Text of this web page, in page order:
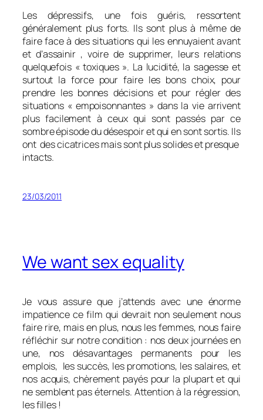
Les dépressifs, une fois guéris, ressortent
généralement plus forts. Ils sont plus à même de
faire face à des situations qui les ennuyaient avant
et d’assainir , voire de supprimer, leurs relations
quelquefois « toxiques ». La lucidité, la sagesse et
surtout la force pour faire les bons choix, pour
prendre les bonnes décisions et pour régler des
situations « empoisonnantes » dans la vie arrivent
plus facilement à ceux qui sont passés par ce
sombre épisode du désespoir et qui en sont sortis. Ils
ont des cicatrices mais sont plus solides et presque
intacts.
23/03/2011
We want sex equality
Je vous assure que j’attends avec une énorme
impatience ce film qui devrait non seulement nous
faire rire, mais en plus, nous les femmes, nous faire
réfléchir sur notre condition : nos deux journées en
une, nos désavantages permanents pour les
emplois, les succès, les promotions, les salaires, et
nos acquis, chèrement payés pour la plupart et qui
ne semblent pas éternels. Attention à la régression,
les filles !